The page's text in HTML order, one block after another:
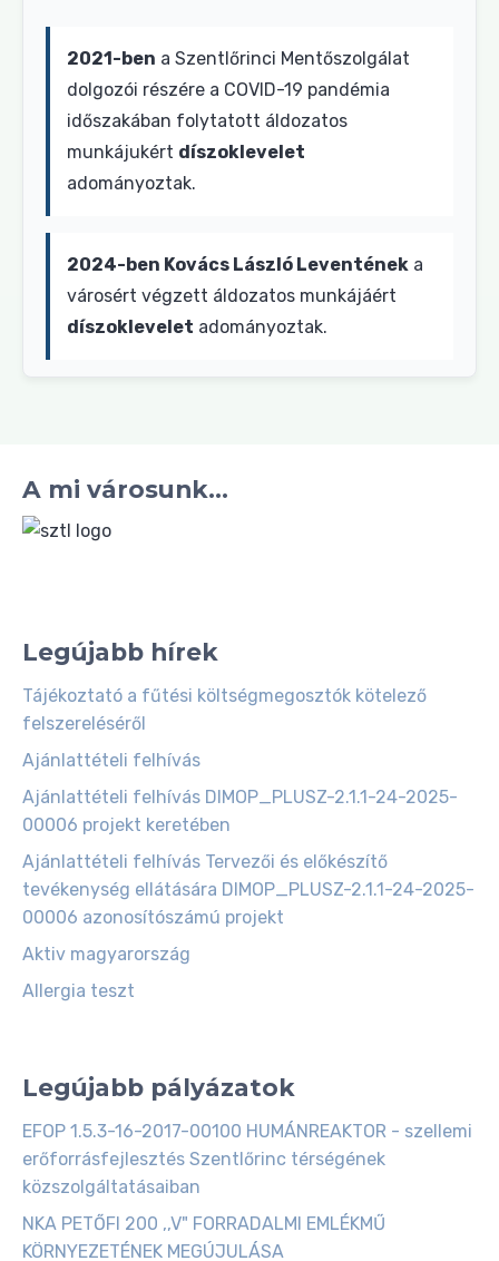
2021-ben a Szentlőrinci Mentőszolgálat
dolgozói részére a COVID-19 pandémia
időszakában folytatott áldozatos
munkájukért díszoklevelet
adományoztak.
2024-ben Kovács László Leventének a
városért végzett áldozatos munkájáért
díszoklevelet adományoztak.
A mi városunk...
Legújabb hírek
Tájékoztató a fűtési költségmegosztók kötelező
felszereléséről
Ajánlattételi felhívás
Ajánlattételi felhívás DIMOP_PLUSZ-2.1.1-24-2025-
00006 projekt keretében
Ajánlattételi felhívás Tervezői és előkészítő
tevékenység ellátására DIMOP_PLUSZ-2.1.1-24-2025-
00006 azonosítószámú projekt
Aktiv magyarország
Allergia teszt
Legújabb pályázatok
EFOP 1.5.3-16-2017-00100 HUMÁNREAKTOR - szellemi
erőforrásfejlesztés Szentlőrinc térségének
közszolgáltatásaiban
NKA PETŐFI 200 ,,V" FORRADALMI EMLÉKMŰ
KÖRNYEZETÉNEK MEGÚJULÁSA